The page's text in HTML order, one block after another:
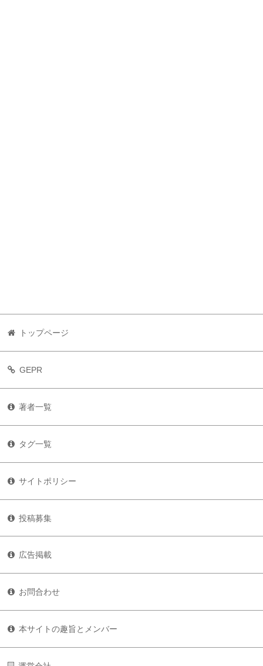
トップページ
GEPR
著者一覧
タグ一覧
サイトポリシー
投稿募集
広告掲載
お問合わせ
本サイトの趣旨とメンバー